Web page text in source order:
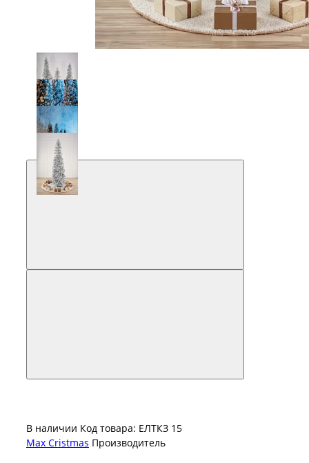
В наличии Код товара: ЕЛТКЗ 15
Max Cristmas Производитель